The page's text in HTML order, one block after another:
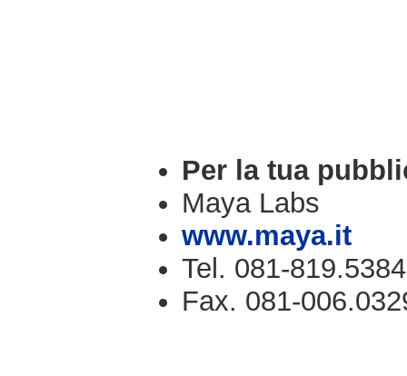
Per la tua
Maya Labs
www.maya.it
Tel. 081-819.5384
Fax. 081-